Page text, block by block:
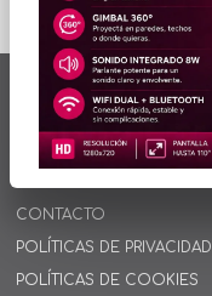
INFORMACIÓN
INICIO
CONTACTO
POLÍTICAS DE PRIVACIDAD
POLÍTICAS DE COOKIES